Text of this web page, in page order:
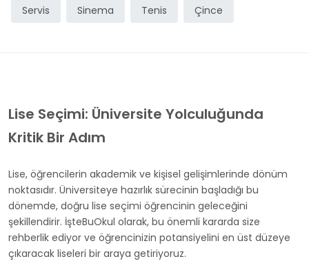
Servis Sinema Tenis Çince
Lise Seçimi: Üniversite Yolculuğunda
Kritik Bir Adım
Lise, öğrencilerin akademik ve kişisel gelişimlerinde dönüm
noktasıdır. Üniversiteye hazırlık sürecinin başladığı bu
dönemde, doğru lise seçimi öğrencinin geleceğini
şekillendirir. İşteBuOkul olarak, bu önemli kararda size
rehberlik ediyor ve öğrencinizin potansiyelini en üst düzeye
çıkaracak liseleri bir araya getiriyoruz.